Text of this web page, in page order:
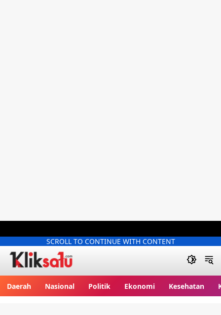
SCROLL TO CONTINUE WITH CONTENT
Daerah Nasional Politik Ekonomi Kesehatan